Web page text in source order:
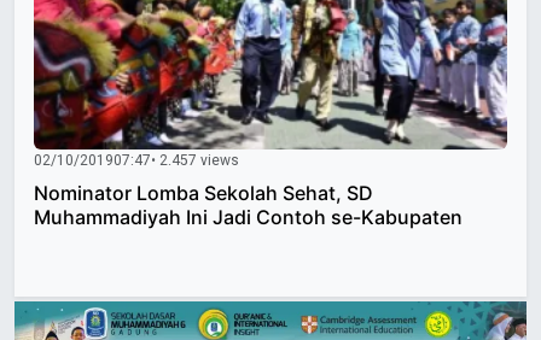
02/10/201907:47• 2.457 views
Nominator Lomba Sekolah Sehat, SD
Muhammadiyah Ini Jadi Contoh se-Kabupaten